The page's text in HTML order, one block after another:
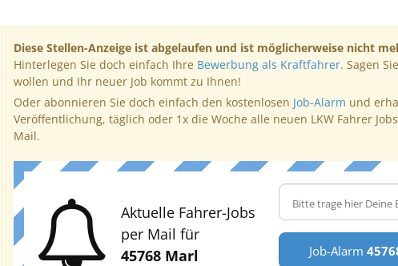
Diese Stellen-Anzeige ist abgelaufen und ist möglicherweise nicht
Hinterlegen Sie doch einfach Ihre Bewerbung als Kraftfahrer. Sagen
wollen und Ihr neuer Job kommt zu Ihnen!
Oder abonnieren Sie doch einfach den kostenlosen Job-Alarm und
Veröffentlichung, täglich oder 1x die Woche alle neuen LKW Fahrer
Mail.
Aktuelle Fahrer-Jobs
per Mail für
45768 Marl
Job-Alarm